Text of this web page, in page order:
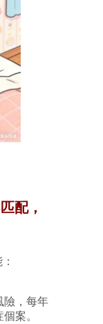
配，
險，每年
案。